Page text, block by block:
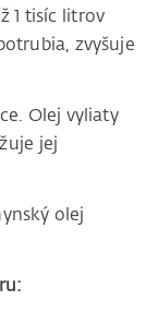
1 tisíc litrov
zvyšuje
Olej vyliaty
jej
olej